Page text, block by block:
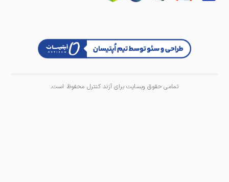
تمامی حقوق وبسایت برای آزند کنترل محفوظ است.